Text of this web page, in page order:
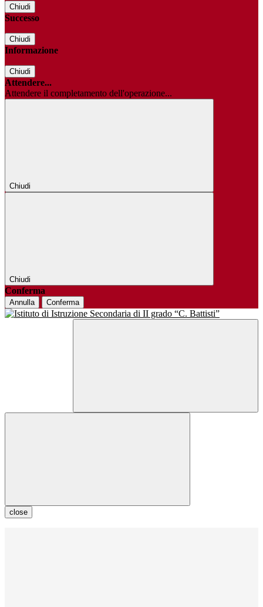
Chiudi
Successo
Chiudi
Informazione
Chiudi
Attendere...
Attendere il completamento dell'operazione...
Chiudi
Chiudi
Conferma
Annulla Conferma
close